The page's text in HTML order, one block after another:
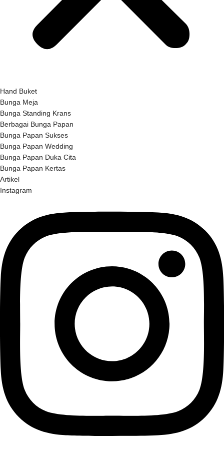
Hand Buket
Bunga Meja
Bunga Standing Krans
Berbagai Bunga Papan
Bunga Papan Sukses
Bunga Papan Wedding
Bunga Papan Duka Cita
Bunga Papan Kertas
Artikel
Instagram